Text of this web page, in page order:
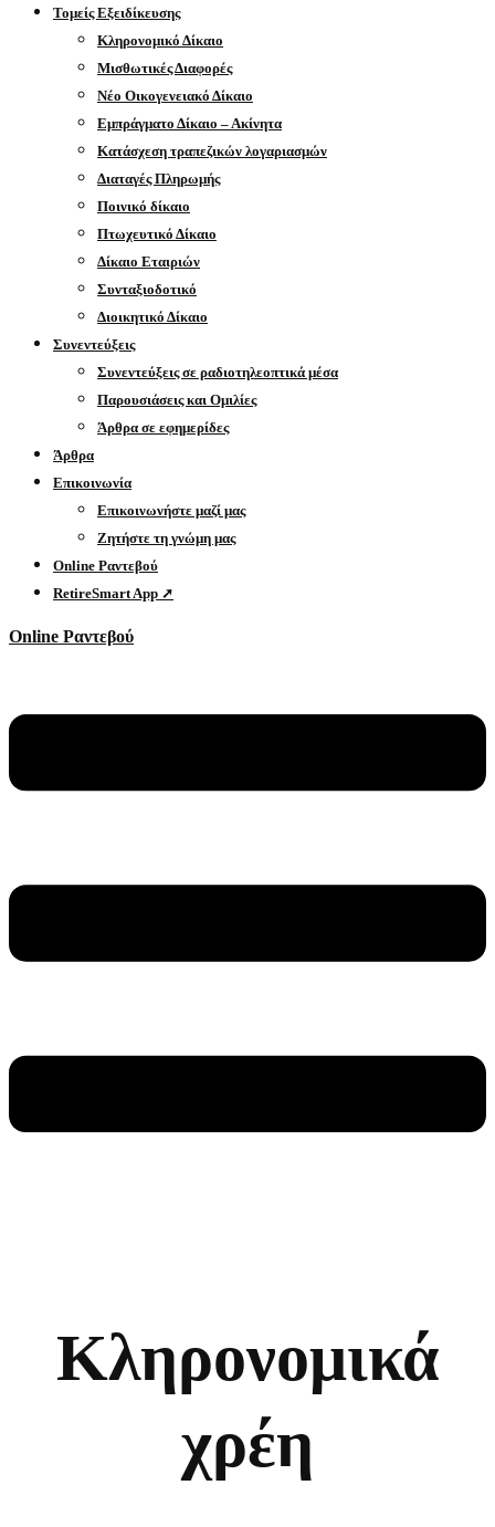
Τομείς Εξειδίκευσης
Κληρονομικό Δίκαιο
Μισθωτικές Διαφορές
Νέο Οικογενειακό Δίκαιο
Εμπράγματο Δίκαιο – Ακίνητα
Κατάσχεση τραπεζικών λογαριασμών
Διαταγές Πληρωμής
Ποινικό δίκαιο
Πτωχευτικό Δίκαιο
Δίκαιο Εταιριών
Συνταξιοδοτικό
Διοικητικό Δίκαιο
Συνεντεύξεις
Συνεντεύξεις σε ραδιοτηλεοπτικά μέσα
Παρουσιάσεις και Ομιλίες
Άρθρα σε εφημερίδες
Άρθρα
Επικοινωνία
Επικοινωνήστε μαζί μας
Ζητήστε τη γνώμη μας
Online Ραντεβού
RetireSmart App ➚
Online Ραντεβού
Κληρονομικά
χρέη